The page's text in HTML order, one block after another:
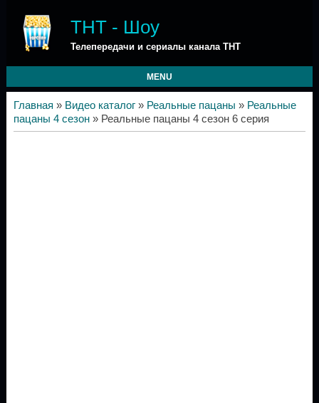
ТНТ - Шоу
Телепередачи и сериалы канала ТНТ
MENU
Главная » Видео каталог» Реальные пацаны » Реальные
пацаны 4 сезон» Реальные пацаны 4 сезон 6 серия